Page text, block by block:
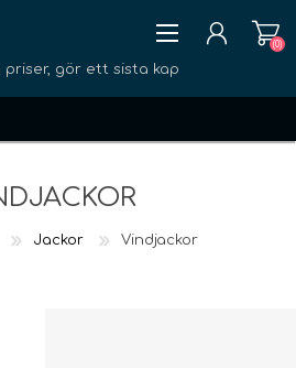
gör ett sista kap
(0)
Jackor Vindjackor